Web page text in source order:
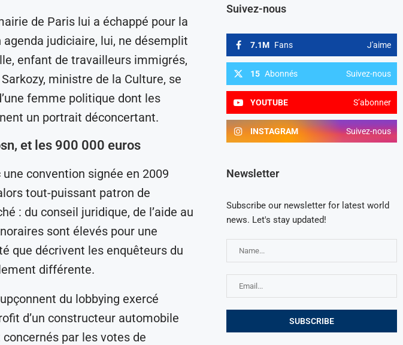
de Paris lui a échappé pour la
judiciaire, lui, ne désemplit
enfant de travailleurs immigrés,
ministre de la Culture, se
femme politique dont les
un portrait déconcertant.
et les 900 000 euros
convention signée en 2009
tout-puissant patron de
: du conseil juridique, de l’aide au
sont élevés pour une
que décrivent les enquêteurs du
différente.
du lobbying exercé
d’un constructeur automobile
par les votes de
Suivez-nous
7.1M Fans J'aime
15 Abonnés Suivez-nous
YOUTUBE S’abonner
INSTAGRAM Suivez-nous
Newsletter
Subscribe our newsletter for latest world
news. Let's stay updated!